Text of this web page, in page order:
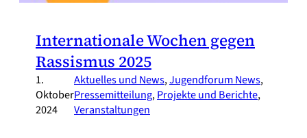
Internationale Wochen gegen
Rassismus 2025
1.
Oktober
2024
Aktuelles und News, Jugendforum News
Pressemitteilung, Projekte und Berichte
Veranstaltungen